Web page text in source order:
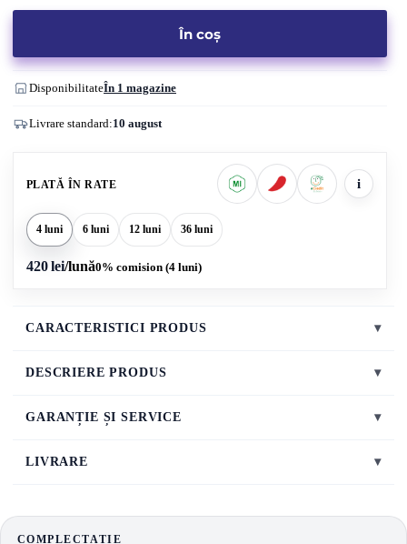
360 lei.
În coș
DisponibilitateÎn 1 magazine
Livrare standard:10 august
PLATĂ ÎN RATE i
4 luni 6 luni 12 luni 36 luni
420 lei/lună0% comision (4 luni)
CARACTERISTICI PRODUS ▾
DESCRIERE PRODUS ▾
GARANȚIE ȘI SERVICE ▾
LIVRARE ▾
COMPLECTAȚIE